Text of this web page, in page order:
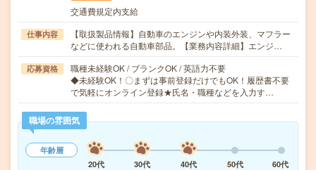
交通費規定内支給
仕事内容
【取扱製品情報】自動車のエンジンや内装外装、マフラー
などに使われる自動車部品。【業務内容詳細】エンジ…
応募資格
職種未経験OK / ブランクOK / 英語力不要
◆未経験OK！〇まずは事前登録だけでもOK！履歴書不要
で気軽にオンライン登録★氏名・職種などを入力す…
職場の雰囲気
年齢層
20代
30代 40代 50代 60代